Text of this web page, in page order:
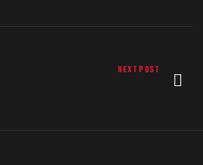
NEXT POST